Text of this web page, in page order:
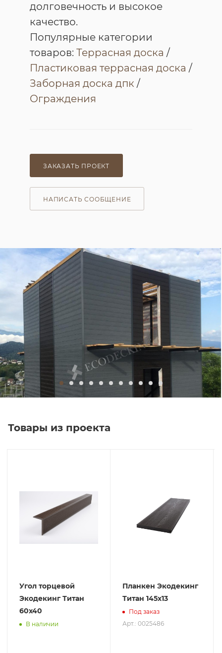
долговечность и высокое
качество.
Популярные категории
товаров: Террасная доска /
Пластиковая террасная доска /
Заборная доска дпк /
Ограждения
ЗАКАЗАТЬ ПРОЕКТ
НАПИСАТЬ СООБЩЕНИЕ
Товары из проекта
Угол торцевой
Экодекинг Титан
60х40
В наличии
Планкен Экодекинг
Титан 145х13
Под заказ
Арт.: 0025486